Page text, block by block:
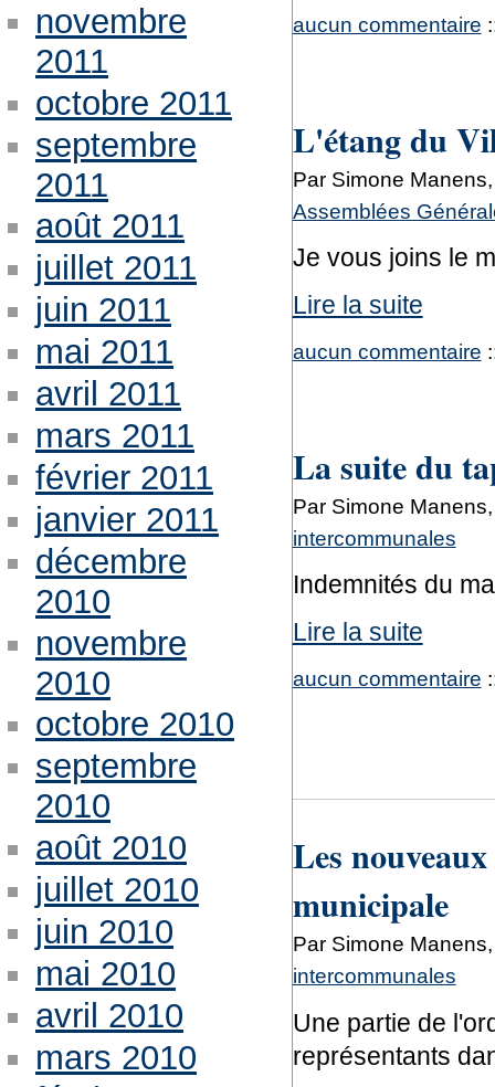
aucun commentaire
L'étang du
Par Simone
Assemblées
Je vous joins le
Lire la suite
aucun commentaire
La suite du
Par Simone
intercommunales
Indemnités du
Lire la suite
aucun commentaire
Les
municipale
Par Simone
intercommunales
Une partie de
représentants
novembre
2011
octobre 2011
septembre
2011
août 2011
juillet 2011
juin 2011
mai 2011
avril 2011
mars 2011
février 2011
janvier 2011
décembre
2010
novembre
2010
octobre 2010
septembre
2010
août 2010
juillet 2010
juin 2010
mai 2010
avril 2010
mars 2010